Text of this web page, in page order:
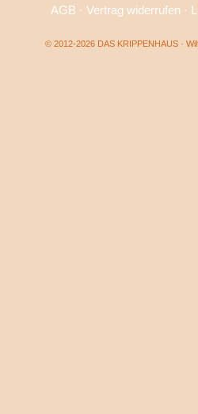
AGB · Vertrag widerrufen·
© 2012-2026 DAS KRIPPENHAUS ·